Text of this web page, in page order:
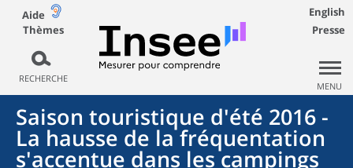
Aide
Thèmes
RECHERCHE
English
Presse
MENU
Saison touristique d'été 2016 -
La hausse de la fréquentation
s'accentue dans les campings